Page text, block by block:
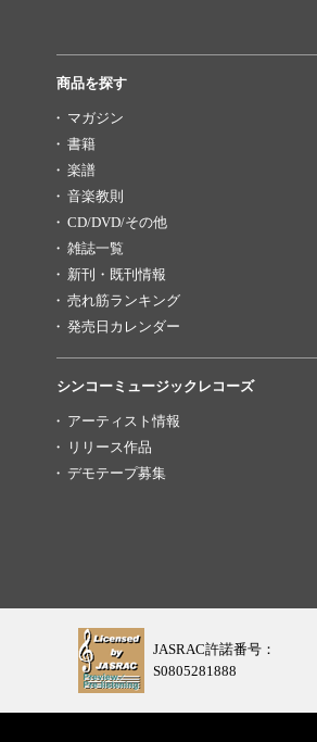
商品を探す
マガジン
書籍
楽譜
音楽教則
CD/DVD/その他
雑誌一覧
新刊・既刊情報
売れ筋ランキング
発売日カレンダー
シンコーミュージックレコーズ
アーティスト情報
リリース作品
デモテープ募集
JASRAC許諾番号：
S0805281888